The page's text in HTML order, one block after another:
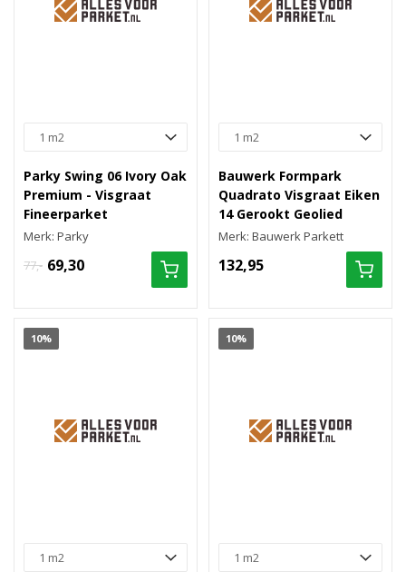
Parky Swing 06 Ivory Oak
Premium - Visgraat
Fineerparket
Merk: Parky
77,- 69,30
Bauwerk Formpark
Quadrato Visgraat Eiken
14 Gerookt Geolied
Merk: Bauwerk Parkett
132,95
10% 10%